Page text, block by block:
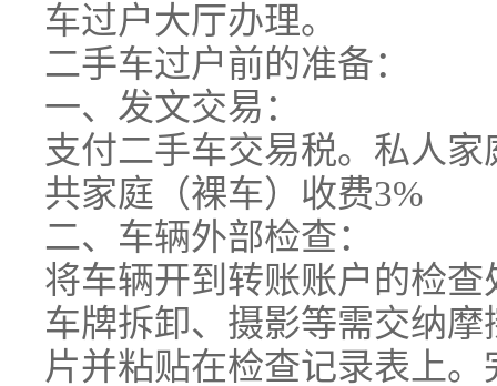
车过户大厅办理。
二手车过户前的准备：
一、发文交易：
支付二手车交易税。私人
共家庭（裸车）收费3%
二、车辆外部检查：
将车辆开到转账账户的检
车牌拆卸、摄影等需交纳
片并粘贴在检查记录表上